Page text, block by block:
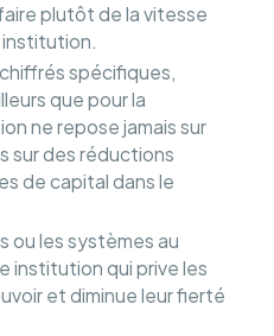
plutôt de la vitesse
spécifiques,
que pour la
ne repose jamais sur
sur des réductions
de capital dans le
ou les systèmes au
institution qui prive les
et diminue leur fierté